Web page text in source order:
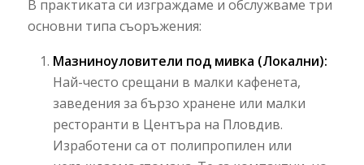
В практиката си изграждаме и обслужваме три
основни типа съоръжения:
Мазниноуловители под мивка (Локални):
Най-често срещани в малки кафенета,
заведения за бързо хранене или малки
ресторанти в Центъра на Пловдив.
Изработени са от полипропилен или